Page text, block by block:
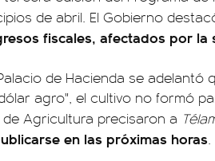
de abril. El Gobierno
fiscales, afectados por la
de Hacienda se adelantó
agro", el cultivo no formó
Agricultura precisaron a
en las próximas horas.